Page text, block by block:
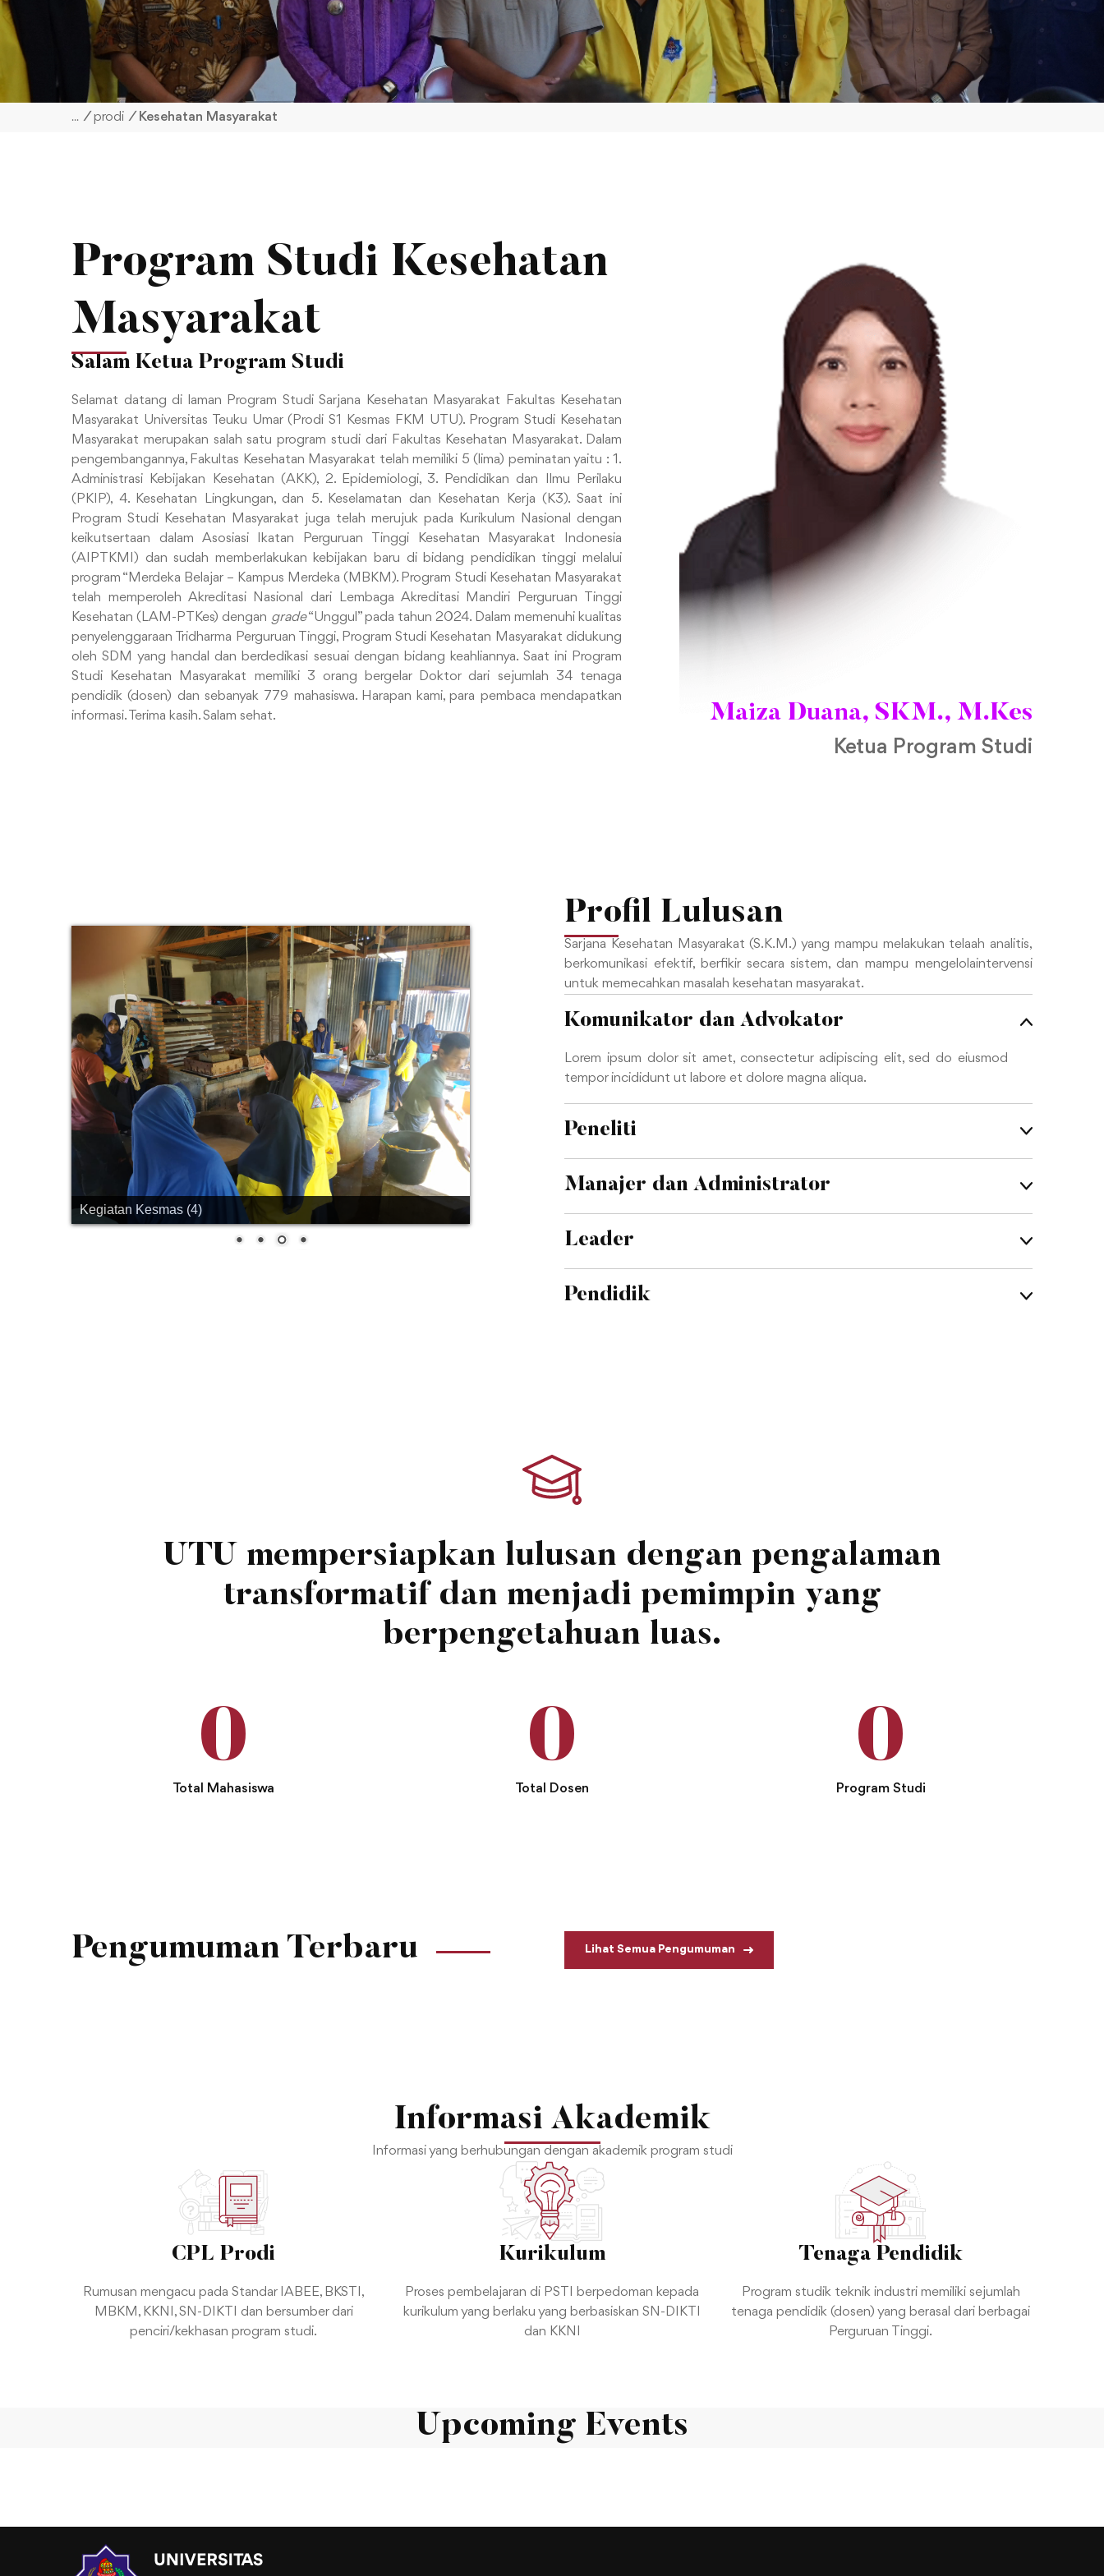
/ prodi / Kesehatan Masyarakat
Program Studi Kesehatan
Masyarakat
Salam Ketua Program Studi
Selamat datang di laman Program Studi Sarjana Kesehatan Masyarakat Fakultas Kesehatan
Masyarakat Universitas Teuku Umar (Prodi S1 Kesmas FKM UTU). Program Studi Kesehatan
Masyarakat merupakan salah satu program studi dari Fakultas Kesehatan Masyarakat. Dalam
pengembangannya, Fakultas Kesehatan Masyarakat telah memiliki 5 (lima) peminatan yaitu : 1.
Administrasi Kebijakan Kesehatan (AKK), 2. Epidemiologi, 3. Pendidikan dan Ilmu Perilaku
(PKIP), 4. Kesehatan Lingkungan, dan 5. Keselamatan dan Kesehatan Kerja (K3). Saat ini
Program Studi Kesehatan Masyarakat juga telah merujuk pada Kurikulum Nasional dengan
keikutsertaan dalam Asosiasi Ikatan Perguruan Tinggi Kesehatan Masyarakat Indonesia
(AIPTKMI) dan sudah memberlakukan kebijakan baru di bidang pendidikan tinggi melalui
program “Merdeka Belajar – Kampus Merdeka (MBKM). Program Studi Kesehatan Masyarakat
telah memperoleh Akreditasi Nasional dari Lembaga Akreditasi Mandiri Perguruan Tinggi
Kesehatan (LAM-PTKes) dengan grade“Unggul” pada tahun 2024. Dalam memenuhi kualitas
penyelenggaraan Tridharma Perguruan Tinggi, Program Studi Kesehatan Masyarakat didukung
oleh SDM yang handal dan berdedikasi sesuai dengan bidang keahliannya. Saat ini Program
Studi Kesehatan Masyarakat memiliki 3 orang bergelar Doktor dari sejumlah 34 tenaga
pendidik (dosen) dan sebanyak 779 mahasiswa. Harapan kami, para pembaca mendapatkan
informasi. Terima kasih. Salam sehat.
Maiza Duana, SKM., M.Kes
Ketua Program Studi
Kegiatan Kesmas (4)
Profil Lulusan
Sarjana Kesehatan Masyarakat (S.K.M.) yang mampu melakukan telaah analitis,
berkomunikasi efektif, berfikir secara sistem, dan mampu mengelolaintervensi
untuk memecahkan masalah kesehatan masyarakat.
Komunikator dan Advokator
Lorem ipsum dolor sit amet, consectetur adipiscing elit, sed do eiusmod
tempor incididunt ut labore et dolore magna aliqua.
Peneliti
Manajer dan Administrator
Leader
Pendidik
UTU mempersiapkan lulusan dengan pengalaman
transformatif dan menjadi pemimpin yang
berpengetahuan luas.
0
Total Mahasiswa
0
Total Dosen
0
Program Studi
Pengumuman Terbaru Lihat Semua Pengumuman
Informasi Akademik
Informasi yang berhubungan dengan akademik program studi
CPL Prodi
Rumusan mengacu pada Standar IABEE, BKSTI,
MBKM, KKNI, SN-DIKTI dan bersumber dari
penciri/kekhasan program studi.
Kurikulum
Proses pembelajaran di PSTI berpedoman kepada
kurikulum yang berlaku yang berbasiskan SN-DIKTI
dan KKNI
Tenaga Pendidik
Program studik teknik industri memiliki sejumlah
tenaga pendidik (dosen) yang berasal dari berbagai
Perguruan Tinggi.
Upcoming Events